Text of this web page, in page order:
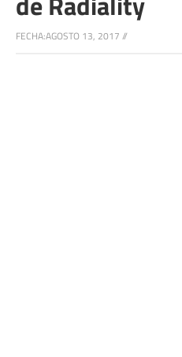
FECHA:AGOSTO 13, 2017 //